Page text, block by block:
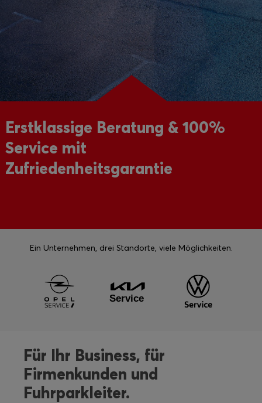
Erstklassige Beratung & 100%
Service mit
Zufriedenheitsgarantie
Ein Unternehmen, drei Standorte, viele Möglichkeiten.
Für Ihr Business, für
Firmenkunden und
Fuhrparkleiter.